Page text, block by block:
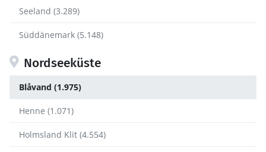
Seeland (3.289)
Süddänemark (5.148)
Nordseeküste
Blåvand (1.975)
Henne (1.071)
Holmsland Klit (4.554)